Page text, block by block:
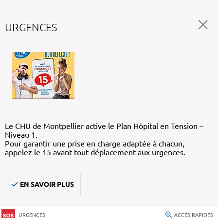
URGENCES
Le CHU de Montpellier active le Plan Hôpital en Tension –
Niveau 1.
Pour garantir une prise en charge adaptée à chacun,
appelez le 15 avant tout déplacement aux urgences.
EN SAVOIR PLUS
URGENCES ACCÈS RAPIDES